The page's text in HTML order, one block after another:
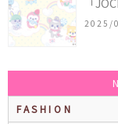
ザイ
2025/
FASHION